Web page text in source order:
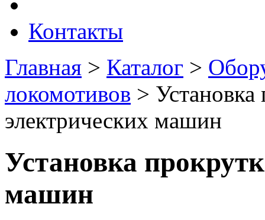
Контакты
Главная > Каталог >
локомотивов > Установка
электрических машин
Установка
машин